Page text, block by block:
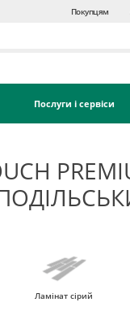
Покупцям
Послуги і сервіси
Ламінат сірий